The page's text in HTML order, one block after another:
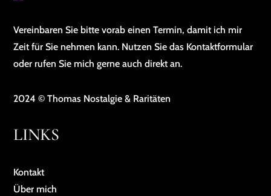
Vereinbaren Sie bitte vorab einen Termin, damit ich mir
Zeit für Sie nehmen kann. Nutzen Sie das Kontaktformular
oder rufen Sie mich gerne auch direkt an.
2024 © Thomas Nostalgie & Raritäten
LINKS
Kontakt
Über mich